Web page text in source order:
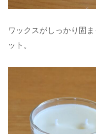
ワックスがしっかり固
ット。